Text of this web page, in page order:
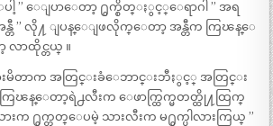
ါ့ ” ေျပာေတာ့ ႐ွက္စိတ္ႏွင့္ေရာဂါ ” အရ
တီ ” လို႔ ျပန္ေျဖလိုက္ေတာ့ အန္တီက ကြၽန္ေ
လာထိုင္တယ္ ။
မိတာက အတြင္းခံေဘာင္းဘီႏွင့္ အတြင္း
ြၽန္ေတာ့ရဲ႕လီးက ေဖာက္ထြက္မတတ္ထို႔ထြက္
းက ႐ွက္တတ္ေပမဲ့ သားလီးက မ႐ွက္ပါလားကြယ္ ”